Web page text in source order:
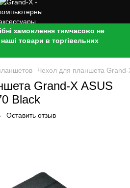
замовлення тимчасово не
товари в торгівельних
Чехол для планшета
Grand-X ASUS
Black
Оставить отзыв